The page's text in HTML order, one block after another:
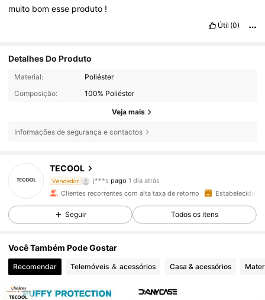
muito bomesse produto !
Útil (0)
Detalhes Do Produto
Material:
Poliéster
Composição:
100% Poliéster
Veja mais
Informações de segurança e contactos
TECOOL
Vendedor
4,93
j***s pago 1 dia atrás
seguiu 1 dia atrás
1.5K Seguidores
4,93 1.5K Seguidores
4,93 1.5K Seguidores
Clientes recorrentes com alta taxa de retorno Estabelecido
Seguir Todos os itens
Você Também Pode Gostar
Recomendar Telemóveis ＆ acessórios Casa & acessórios